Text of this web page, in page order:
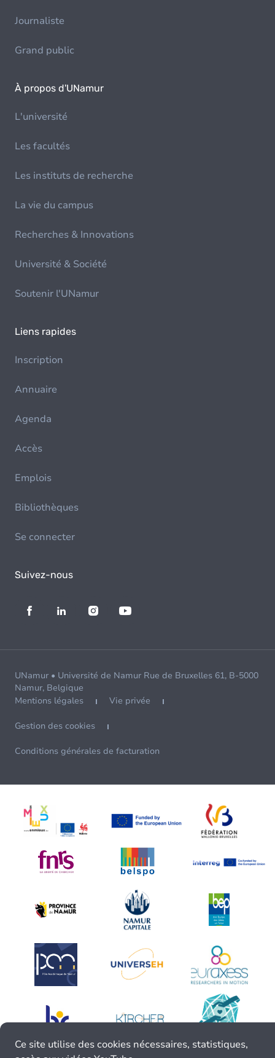
Journaliste
Grand public
À propos d'UNamur
L'université
Les facultés
Les instituts de recherche
La vie du campus
Recherches & Innovations
Université & Société
Soutenir l'UNamur
Liens rapides
Inscription
Annuaire
Agenda
Accès
Emplois
Bibliothèques
Se connecter
Suivez-nous
UNamur • Université de Namur Rue de Bruxelles 61, B-5000
Namur, Belgique
Mentions légales
Vie privée
Gestion des cookies
Conditions générales de facturation
Ce site utilise des cookies nécessaires, statistiques,